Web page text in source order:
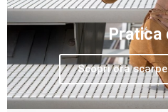
Pratica
Scopri ora